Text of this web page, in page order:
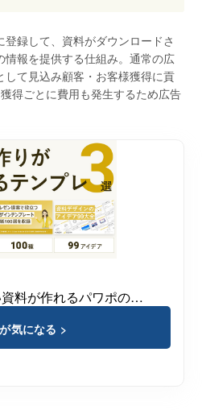
録して、資料がダウンロードさ
報を提供する仕組み。通常の広
て見込み顧客・お客様獲得に貢
得ごとに費用も発生するため広告
料が作れるパワポの…
気になる >